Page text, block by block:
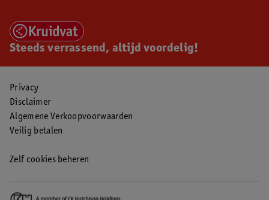
Steeds verrassend, altijd voordelig!
Privacy
Disclaimer
Algemene Verkoopvoorwaarden
Veilig betalen
Zelf cookies beheren